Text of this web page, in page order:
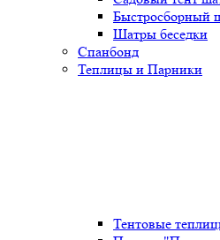
Быстросборный
Шатры беседки
Спанбонд
Теплицы и Парники
Тентовые